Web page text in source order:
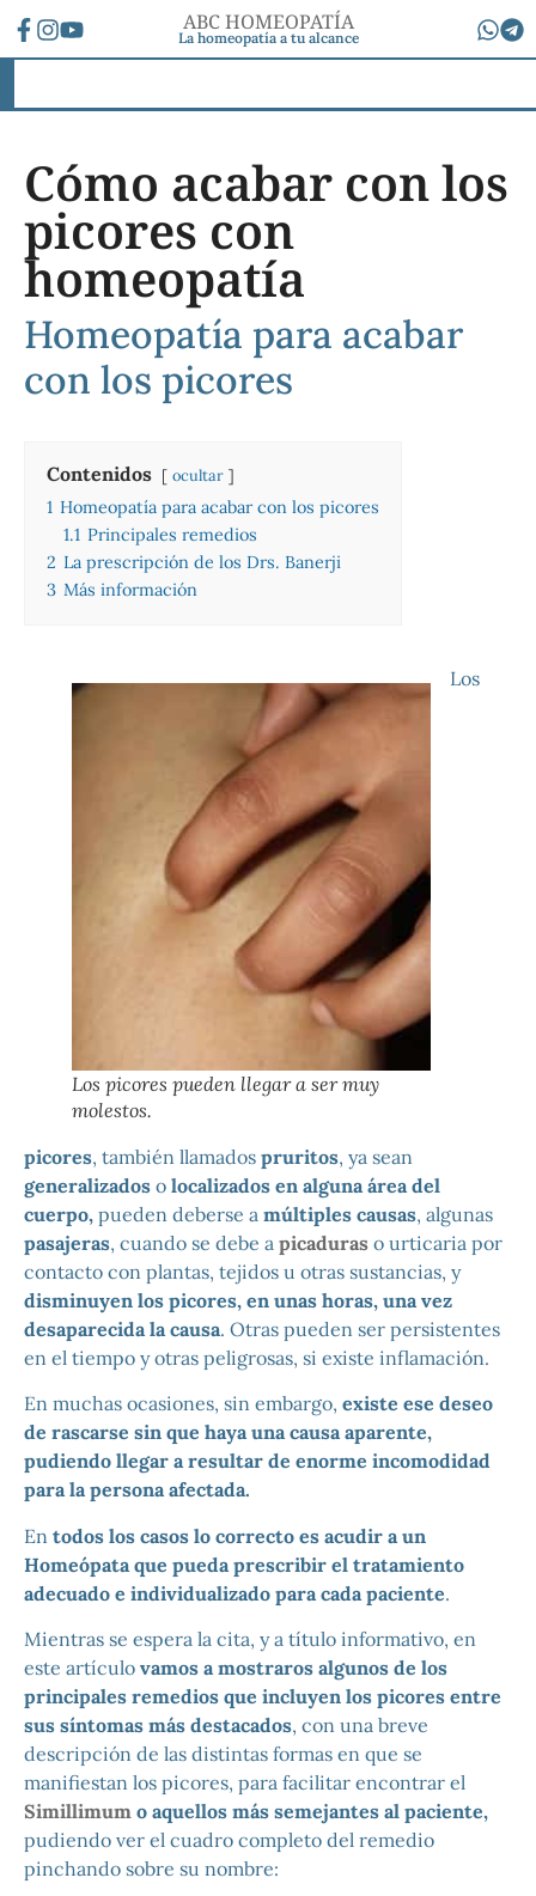
ABC HOMEOPATÍA
La homeopatía a tu alcance
Cómo acabar con los
picores con
homeopatía
Homeopatía para acabar
con los picores
Contenidos ocultar
1 Homeopatía para acabar con los picores
1.1 Principales remedios
2 La prescripción de los Drs. Banerji
3 Más información
Los picores pueden llegar a ser muy
molestos.
Los
picores, también llamados pruritos, ya sean
generalizados o localizados en alguna área del
cuerpo, pueden deberse a múltiples causas, algunas
pasajeras, cuando se debe a picaduras o urticaria por
contacto con plantas, tejidos u otras sustancias, y
disminuyen los picores, en unas horas, una vez
desaparecida la causa. Otras pueden ser persistentes
en el tiempo y otras peligrosas, si existe inflamación.
En muchas ocasiones, sin embargo, existe ese deseo
de rascarse sin que haya una causa aparente,
pudiendo llegar a resultar de enorme incomodidad
para la persona afectada.
En todos los casos lo correcto es acudir a un
Homeópata que pueda prescribir el tratamiento
adecuado e individualizado para cada paciente.
Mientras se espera la cita, y a título informativo, en
este artículo vamos a mostraros algunos de los
principales remedios que incluyen los picores entre
sus síntomas más destacados, con una breve
descripción de las distintas formas en que se
manifiestan los picores, para facilitar encontrar el
Simillimum o aquellos más semejantes al paciente,
pudiendo ver el cuadro completo del remedio
pinchando sobre su nombre: